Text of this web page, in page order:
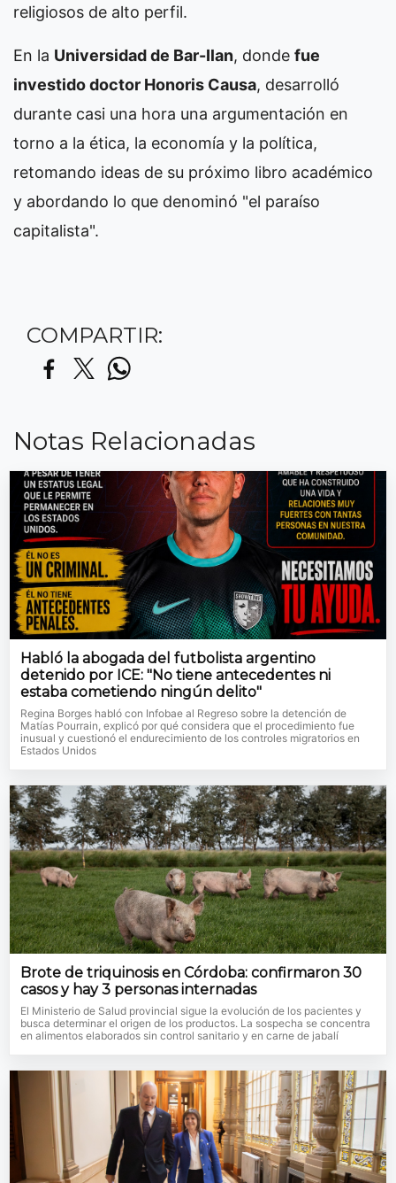
religiosos de alto perfil.
En la Universidad de Bar-Ilan, donde fue
investido doctor Honoris Causa, desarrolló
durante casi una hora una argumentación en
torno a la ética, la economía y la política,
retomando ideas de su próximo libro académico
y abordando lo que denominó "el paraíso
capitalista".
COMPARTIR:
Notas Relacionadas
Habló la abogada del futbolista argentino
detenido por ICE: "No tiene antecedentes ni
estaba cometiendo ningún delito"
Regina Borges habló con Infobae al Regreso sobre la detención de
Matías Pourrain, explicó por qué considera que el procedimiento fue
inusual y cuestionó el endurecimiento de los controles migratorios en
Estados Unidos
Brote de triquinosis en Córdoba: confirmaron 30
casos y hay 3 personas internadas
El Ministerio de Salud provincial sigue la evolución de los pacientes y
busca determinar el origen de los productos. La sospecha se concentra
en alimentos elaborados sin control sanitario y en carne de jabalí